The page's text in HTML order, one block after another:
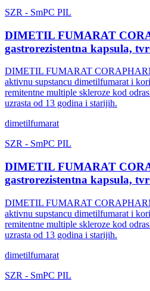
SZR - SmPC PIL
DIMETIL FUMARAT
gastrorezistentna kapsula,
DIMETIL FUMARAT
aktivnu supstancu dimetilfumarat i
remitentne multiple skleroze kod
uzrasta od 13 godina i starijih.
dimetilfumarat
SZR - SmPC PIL
DIMETIL FUMARAT
gastrorezistentna kapsula,
DIMETIL FUMARAT
aktivnu supstancu dimetilfumarat i
remitentne multiple skleroze kod
uzrasta od 13 godina i starijih.
dimetilfumarat
SZR - SmPC PIL